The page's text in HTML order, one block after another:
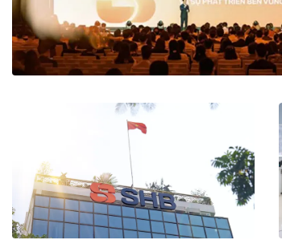
Bộ Chuẩn mực Đạo đức nghề nghiệp
Đối tác
GÓP Ý CHÍNH SÁCH
Dự thảo luật
Tư vấn – Hỏi đáp
Tra cứu văn bản